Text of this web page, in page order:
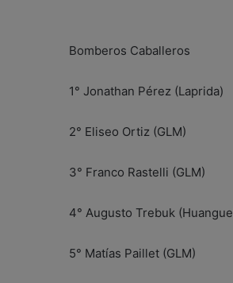
Bomberos Caballeros
1° Jonathan Pérez (Laprida)
2° Eliseo Ortiz (GLM)
3° Franco Rastelli (GLM)
4° Augusto Trebuk
5° Matías Paillet (GLM)